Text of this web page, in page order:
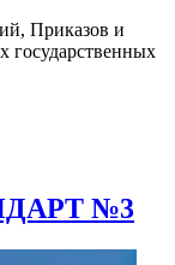
Приказов и
№3